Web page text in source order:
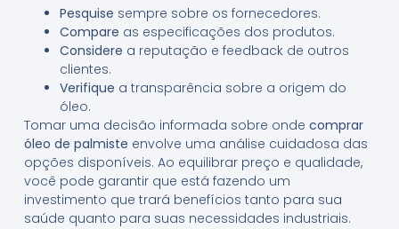
Pesquise sempre sobre os fornecedores.
Compare as especificações dos produtos.
Considere a reputação e feedback de outros
clientes.
Verifique a transparência sobre a origem do
óleo.
Tomar uma decisão informada sobre onde comprar
óleo de palmiste envolve uma análise cuidadosa das
opções disponíveis. Ao equilibrar preço e qualidade,
você pode garantir que está fazendo um
investimento que trará benefícios tanto para sua
saúde quanto para suas necessidades industriais.